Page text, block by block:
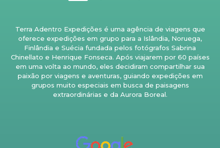
Terra Adentro Expedições é uma agência de viagens que
oferece expedições em grupo para a Islândia, Noruega,
Finlândia e Suécia fundada pelos fotógrafos Sabrina
Chinellato e Henrique Fonseca. Após viajarem por 60 países
em uma volta ao mundo, eles decidiram compartilhar sua
paixão por viagens e aventuras, guiando expedições em
grupos muito especiais em busca de paisagens
extraordinárias e da Aurora Boreal.